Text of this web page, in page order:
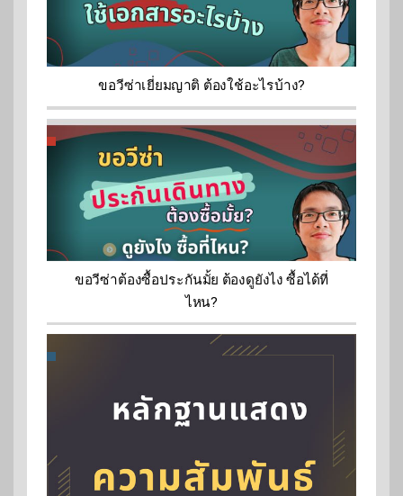
ขอวีซ่าเยี่ยมญาติ ต้องใช้อะไรบ้าง?
ขอวีซ่าต้องซื้อประกันมั้ย ต้องดูยังไง ซื้อได้ที่
ไหน?